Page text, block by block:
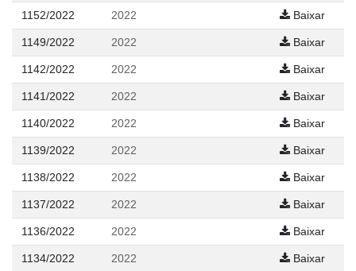
1152/2022 2022 Baixar
1149/2022 2022 Baixar
1142/2022 2022 Baixar
1141/2022 2022 Baixar
1140/2022 2022 Baixar
1139/2022 2022 Baixar
1138/2022 2022 Baixar
1137/2022 2022 Baixar
1136/2022 2022 Baixar
1134/2022 2022 Baixar